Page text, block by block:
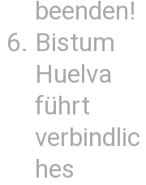
beenden!
Bistum
Huelva
führt
verbindlic
hes